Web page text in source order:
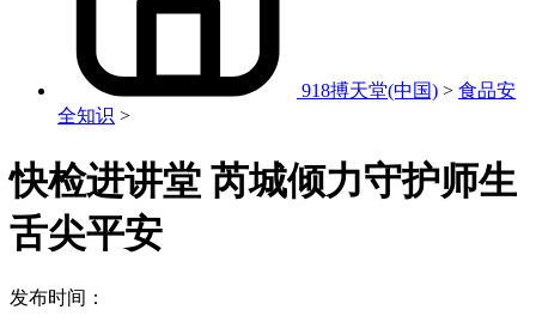
918搏天堂(中国) > 食品安
全知识 >
快检进讲堂 芮城倾力守护师生
舌尖平安
发布时间：